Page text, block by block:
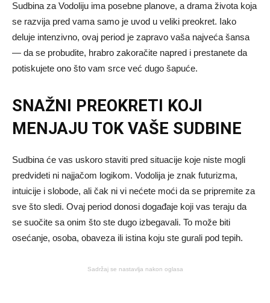
Sudbina za Vodoliju ima posebne planove, a drama života koja
se razvija pred vama samo je uvod u veliki preokret. Iako
deluje intenzivno, ovaj period je zapravo vaša najveća šansa
— da se probudite, hrabro zakoračite napred i prestanete da
potiskujete ono što vam srce već dugo šapuće.
SNAŽNI PREOKRETI KOJI
MENJAJU TOK VAŠE SUDBINE
Sudbina će vas uskoro staviti pred situacije koje niste mogli
predvideti ni najjačom logikom. Vodolija je znak futurizma,
intuicije i slobode, ali čak ni vi nećete moći da se pripremite za
sve što sledi. Ovaj period donosi događaje koji vas teraju da
se suočite sa onim što ste dugo izbegavali. To može biti
osećanje, osoba, obaveza ili istina koju ste gurali pod tepih.
Sadržaj se nastavlja nakon oglasa